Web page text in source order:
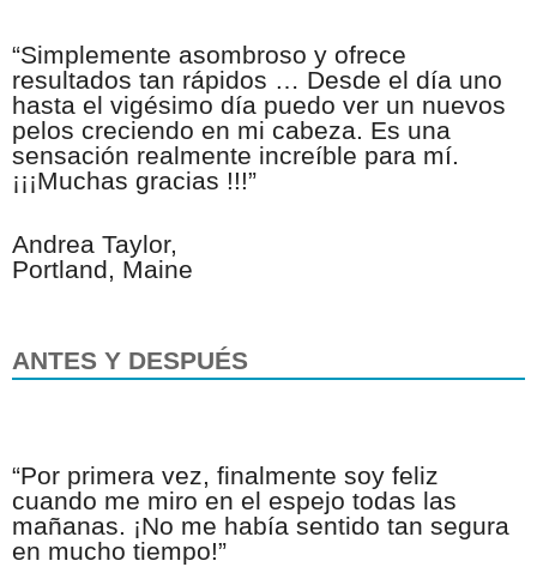
“Simplemente asombroso y ofrece
resultados tan rápidos … Desde el día uno
hasta el vigésimo día puedo ver un nuevos
pelos creciendo en mi cabeza. Es una
sensación realmente increíble para mí.
¡¡¡Muchas gracias !!!”
Andrea Taylor,
Portland, Maine
ANTES Y DESPUÉS
“Por primera vez, finalmente soy feliz
cuando me miro en el espejo todas las
mañanas. ¡No me había sentido tan segura
en mucho tiempo!”